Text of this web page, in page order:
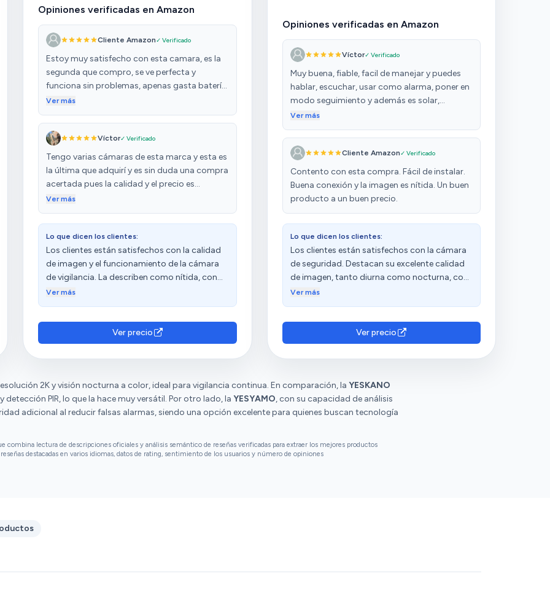
Opiniones verificadas en Amazon
Cliente Amazon✓ Verificado
Estoy muy satisfecho con esta camara, es la
segunda que compro, se ve perfecta y
funciona sin problemas, apenas gasta batería
que se carga con el sol, no importa los días
compre esta a la intemperie, ya lleva unas
cuantas tormentas y de momento funciona
sin problemas. Buena relación calidad precio,.
Ver más
Víctor✓ Verificado
Tengo varias cámaras de esta marca y esta es
la última que adquirí y es sin duda una compra
acertada pues la calidad y el precio es
excelente e inigualable a día de hoy. La óptica
aproximadamente,la visión nocturna es muy
nítida ,la app es Cloudedge que es muy
configurable e intuitiva,tiene muchos modos
de alarmas por sonidos y luces ,también
cuenta con área de seguridad para el sensor
de movimiento que funciona muy rápido. La
batería dura bastante y con el panel solar es
pequeño contra que no le resta ninguna
estrella pues la mayoría de los fabricantes lo
hacen y es que para activar la IA necesitas de
económico y de calidad para tu casa ,sin
duda te recomiendo esta fantástica cámara .
Ver más
Lo que dicen los clientes:
Los clientes están satisfechos con la calidad
de imagen y el funcionamiento de la cámara
de vigilancia. La describen como nítida, con
una visión magnífica y con una resolución
el montaje. Consideran que ofrece una
excelente relación calidad-precio y la califican
como una buena compra. Sin embargo,
la batería, la detección de movimiento y la
conectividad.
Ver más
Ver precio
Opiniones verificadas en Amazon
Víctor✓ Verificado
Muy buena, fiable, facil de manejar y puedes
hablar, escuchar, usar como alarma, poner en
modo seguimiento y además es solar,
también vision nocturna,dira 360 grados y
detecte personas y yo todo el mundo me las
pide, además te envia todo al movil,
Ver más
Cliente Amazon✓ Verificado
Contento con esta compra. Fácil de instalar.
Buena conexión y la imagen es nítida. Un buen
producto a un buen precio.
Lo que dicen los clientes:
Los clientes están satisfechos con la cámara
de seguridad. Destacan su excelente calidad
de imagen, tanto diurna como nocturna, con
un gran ángulo de visión. La describen como
valoran su fácil instalación y configuración.
Sin embargo, tienen opiniones diversas sobre
la conectividad y la duración de la batería.
Ver más
Ver precio
2K y visión nocturna a color, ideal para vigilancia continua. En comparación, la YESKANO
detección PIR, lo que la hace muy versátil. Por otro lado, la YESYAMO, con su capacidad de análisis
adicional al reducir falsas alarmas, siendo una opción excelente para quienes buscan tecnología
combina lectura de descripciones oficiales y análisis semántico de reseñas verificadas para extraer los mejores productos
destacadas en varios idiomas, datos de rating, sentimiento de los usuarios y número de opiniones